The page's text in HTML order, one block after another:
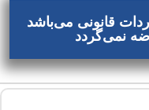
قانونی می‌باشد
نمی‌گردد